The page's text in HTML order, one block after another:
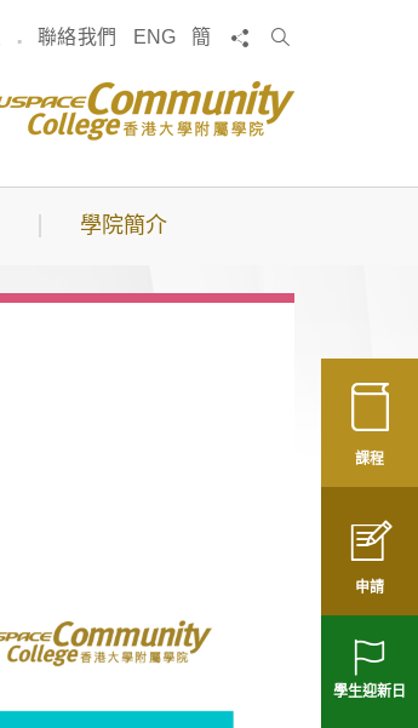
聯絡我們 ENG 簡 分享
搜
學院簡介
課程
申請
學生迎新日